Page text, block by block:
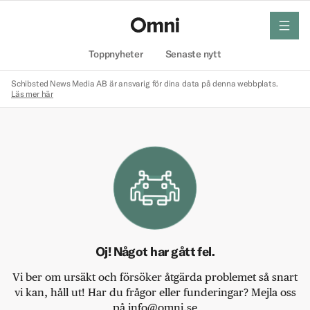
Toppnyheter Senaste nytt
meny
Schibsted News Media AB är ansvarig för dina data på denna webbplats.
Läs mer här
Oj! Något har gått fel.
Vi ber om ursäkt och försöker åtgärda problemet så snart
vi kan, håll ut! Har du frågor eller funderingar? Mejla oss